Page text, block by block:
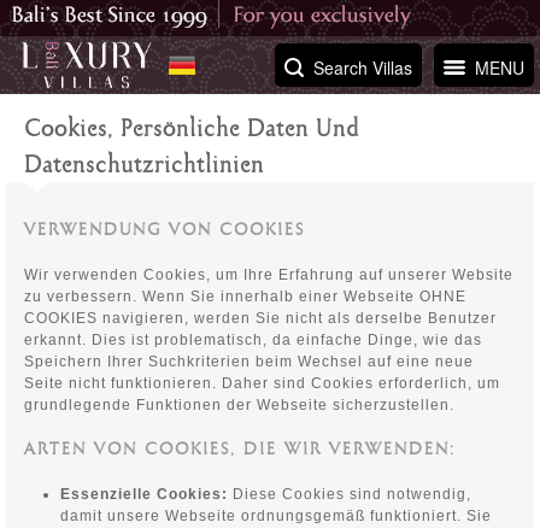
MENU
Search Villas
Cookies, Persönliche Daten Und
Datenschutzrichtlinien
VERWENDUNG VON COOKIES
Wir verwenden Cookies, um Ihre Erfahrung auf unserer Website
zu verbessern. Wenn Sie innerhalb einer Webseite OHNE
COOKIES navigieren, werden Sie nicht als derselbe Benutzer
erkannt. Dies ist problematisch, da einfache Dinge, wie das
Speichern Ihrer Suchkriterien beim Wechsel auf eine neue
Seite nicht funktionieren. Daher sind Cookies erforderlich, um
grundlegende Funktionen der Webseite sicherzustellen.
ARTEN VON COOKIES, DIE WIR VERWENDEN:
Essenzielle Cookies: Diese Cookies sind notwendig,
damit unsere Webseite ordnungsgemäß funktioniert. Sie